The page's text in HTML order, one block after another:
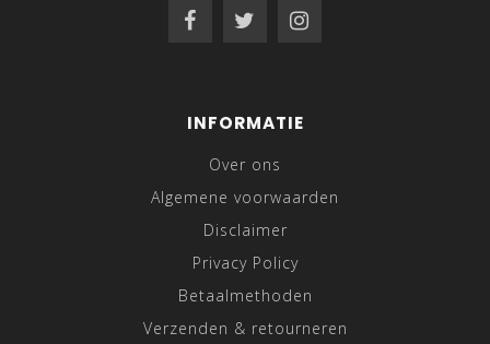
INFORMATIE
Over ons
Algemene voorwaarden
Disclaimer
Privacy Policy
Betaalmethoden
Verzenden & retourneren